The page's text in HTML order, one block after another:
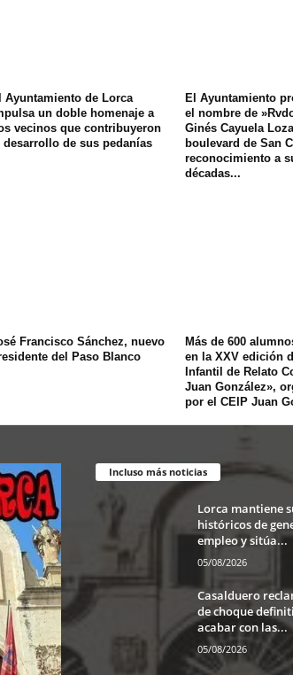
Ayuntamiento de Lorca
un doble homenaje a
vecinos que contribuyeron
desarrollo de sus pedanías
El Ayuntamiento
el nombre de
Ginés Cayuela
boulevard de San
reconocimiento a
décadas...
Francisco Sánchez, nuevo
del Paso Blanco
Más de 600
en la XXV edición
Infantil de Relato
Juan González»,
por el CEIP Juan
Incluso más noticias
Lorca mantiene
históricos de
empleo y sitúa...
05/08/2026
Casalduero
de choque
acabar con las...
05/08/2026